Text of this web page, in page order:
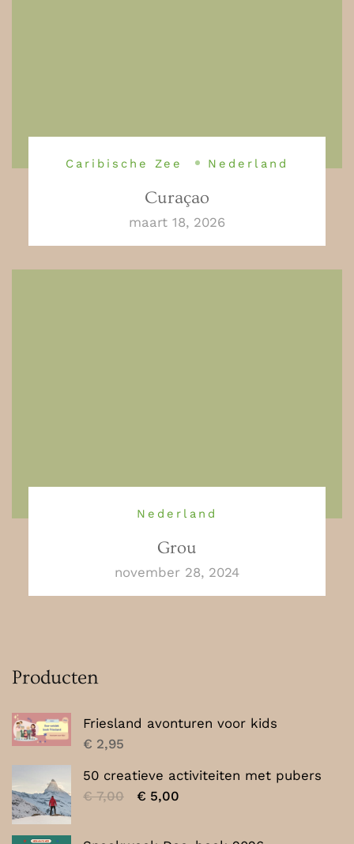
Caribische Zee Nederland
Curaçao
maart 18, 2026
Nederland
Grou
november 28, 2024
Producten
Friesland avonturen voor kids
€ 2,95
50 creatieve activiteiten met pubers
€7,00
Oorspronkelijke
€ 5,00